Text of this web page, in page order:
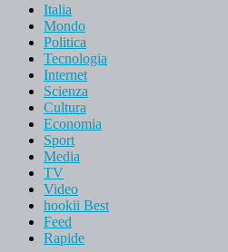
Italia
Mondo
Politica
Tecnologia
Internet
Scienza
Cultura
Economia
Sport
Media
TV
Video
hookii Best
Feed
Rapide